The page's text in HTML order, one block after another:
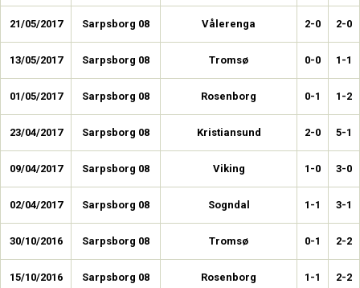
21/05/2017 Sarpsborg 08 Vålerenga 2-0 2-0
13/05/2017 Sarpsborg 08 Tromsø 0-0 1-1
01/05/2017 Sarpsborg 08 Rosenborg 0-1 1-2
23/04/2017 Sarpsborg 08 Kristiansund 2-0 5-1
09/04/2017 Sarpsborg 08 Viking 1-0 3-0
02/04/2017 Sarpsborg 08 Sogndal 1-1 3-1
30/10/2016 Sarpsborg 08 Tromsø 0-1 2-2
15/10/2016 Sarpsborg 08 Rosenborg 1-1 2-2